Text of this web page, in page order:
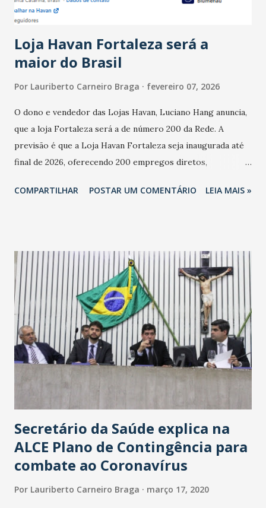
novembro. Em relação a outubro, o faturamento também
cresceu. De acordo com a pesquisa, 44% dos n...
Loja Havan Fortaleza será a
maior do Brasil
Por Lauriberto Carneiro Braga fevereiro 07, 2026
O dono e vendedor das Lojas Havan, Luciano Hang anuncia,
que a loja Fortaleza será a de número 200 da Rede. A
previsão é que a Loja Havan Fortaleza seja inaugurada até
final de 2026, oferecendo 200 empregos diretos,
Havan Fortaleza ainda não foi anunciada oficialmente, mas
COMPARTILHAR POSTAR UM COMENTÁRIO LEIA MAIS »
Secretário da Saúde explica na
ALCE Plano de Contingência para
combate ao Coronavírus
Por Lauriberto Carneiro Braga março 17, 2020